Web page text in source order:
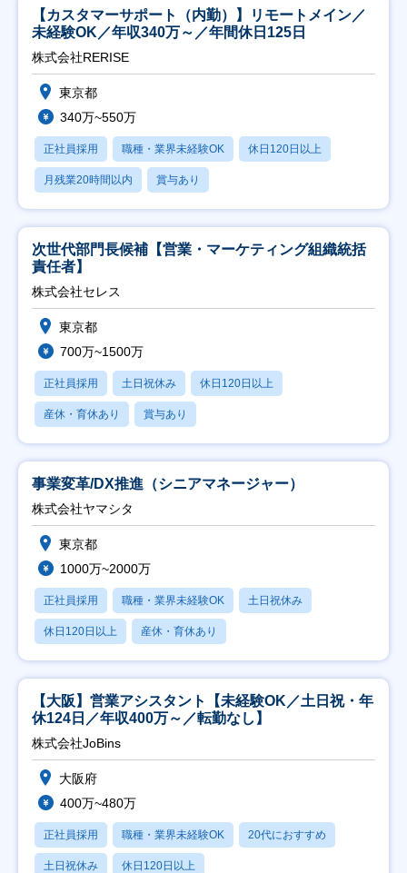
【カスタマーサポート（内勤）】リモートメイン／
未経験OK／年収340万～／年間休日125日
株式会社RERISE
東京都
340万~550万
正社員採用 職種・業界未経験OK 休日120日以上
月残業20時間以内 賞与あり
次世代部門長候補【営業・マーケティング組織統括
責任者】
株式会社セレス
東京都
700万~1500万
正社員採用 土日祝休み 休日120日以上
産休・育休あり 賞与あり
事業変革/DX推進（シニアマネージャー）
株式会社ヤマシタ
東京都
1000万~2000万
正社員採用 職種・業界未経験OK 土日祝休み
休日120日以上 産休・育休あり
【大阪】営業アシスタント【未経験OK／土日祝・年
休124日／年収400万～／転勤なし】
株式会社JoBins
大阪府
400万~480万
正社員採用 職種・業界未経験OK 20代におすすめ
土日祝休み 休日120日以上